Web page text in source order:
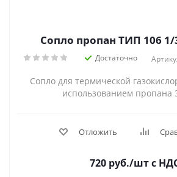
Сопло пропан ТИП 106
Достаточно
Сопло для термической
использованием пропана
Отложить
720 руб./штс